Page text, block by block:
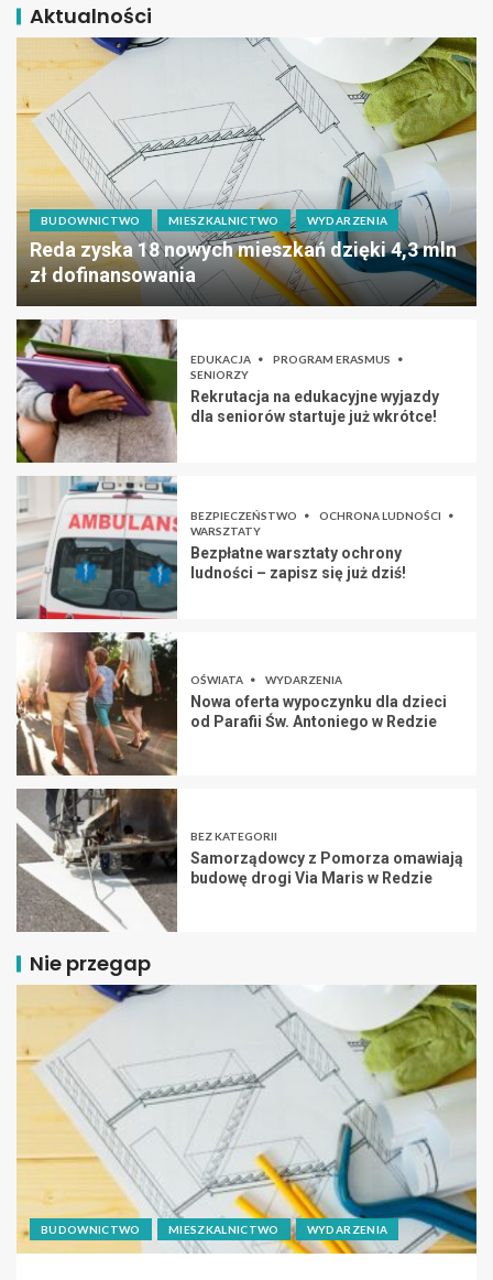
Aktualności
BUDOWNICTWO MIESZKALNICTWO WYDARZENIA
Reda zyska 18 nowych mieszkań dzięki 4,3 mln
zł dofinansowania
EDUKACJA
PROGRAM ERASMUS
SENIORZY
Rekrutacja na edukacyjne wyjazdy
dla seniorów startuje już wkrótce!
BEZPIECZEŃSTWO
OCHRONA LUDNOŚCI
WARSZTATY
Bezpłatne warsztaty ochrony
ludności – zapisz się już dziś!
OŚWIATA WYDARZENIA
Nowa oferta wypoczynku dla dzieci
od Parafii Św. Antoniego w Redzie
BEZ KATEGORII
Samorządowcy z Pomorza omawiają
budowę drogi Via Maris w Redzie
Nie przegap
BUDOWNICTWO MIESZKALNICTWO WYDARZENIA